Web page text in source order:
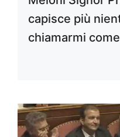
capisce più
chiamarmi